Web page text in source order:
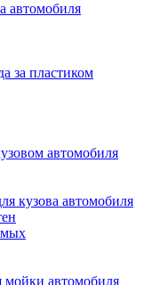
автомобиля
за пластиком
автомобиля
кузова автомобиля
автомобиля